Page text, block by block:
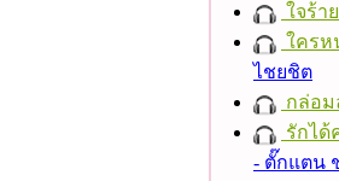
ใจร้าย
ใครห
ไชยชิต
กล่อม
รักได้
- ตั๊กแตน